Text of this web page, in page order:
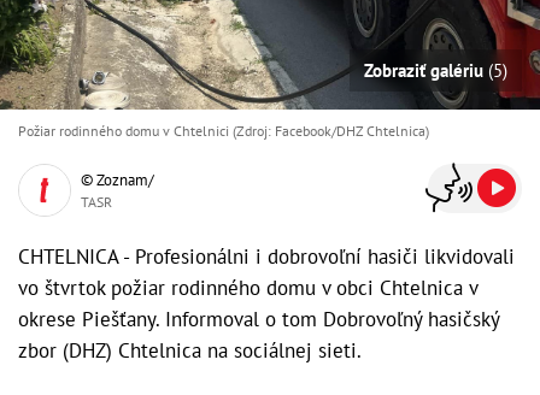
Zobraziť galériu (5)
Požiar rodinného domu v Chtelnici (Zdroj: Facebook/DHZ Chtelnica)
© Zoznam/
TASR
CHTELNICA - Profesionálni i dobrovoľní hasiči likvidovali
vo štvrtok požiar rodinného domu v obci Chtelnica v
okrese Piešťany. Informoval o tom Dobrovoľný hasičský
zbor (DHZ) Chtelnica na sociálnej sieti.